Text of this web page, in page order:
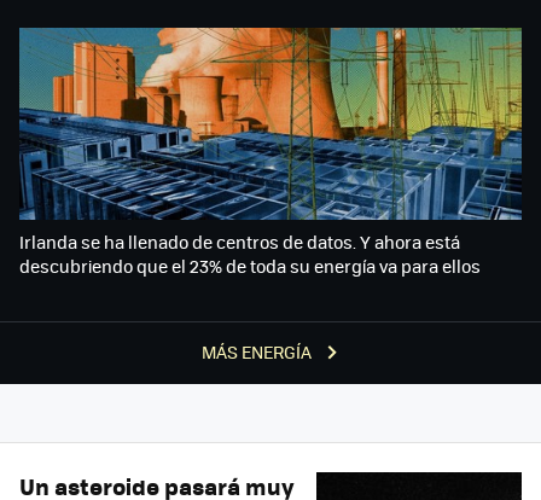
MÁS ENERGÍA
Irlanda se ha llenado de centros de datos. Y ahora está
descubriendo que el 23% de toda su energía va para ellos
Un asteroide pasará muy